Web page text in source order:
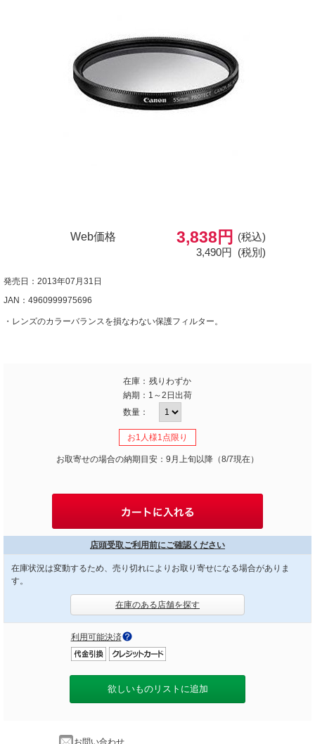
Web価格 3,838円
(税込)
3,490円 (税別)
発売日：2013年07月31日
JAN：4960999975696
・レンズのカラーバランスを損なわない保護フィルター。
在庫： 残りわずか
納期： 1～2日出荷
数量：
お1人様1点限り
お取寄せの場合の納期目安：9月上旬以降（8/7現在）
店頭受取ご利用前にご確認ください
在庫状況は変動するため、売り切れによりお取り寄せになる場合がありま
す。
在庫のある店舗を探す
利用可能決済
欲しいものリストに追加
お問い合わせ